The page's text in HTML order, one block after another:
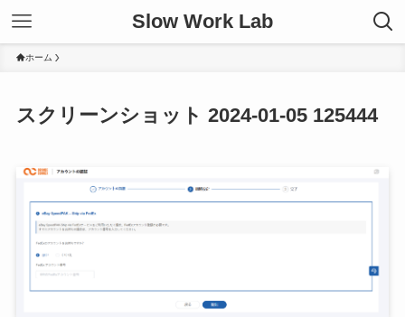
Slow Work Lab
ホーム
スクリーンショット 2024-01-05 125444